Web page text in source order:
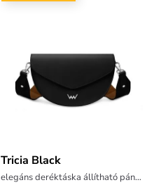
Tricia Black
elegáns deréktáska állítható pánttal